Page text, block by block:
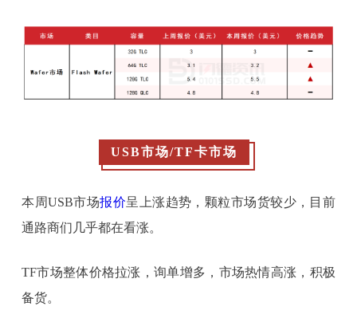
USB市场/TF卡市场
本周USB市场报价呈上涨趋势，颗粒市场货较少，目前
通路商们几乎都在看涨。
TF市场整体价格拉涨，询单增多，市场热情高涨，积极
备货。